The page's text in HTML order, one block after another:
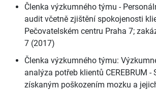
Členka výzkumného týmu -
audit včetně zjištění spokojenosti
Pečovatelském centru Praha 7;
7 (2017)
Členka výzkumného týmu:
analýza potřeb klientů CEREBRUM -
získaným poškozením mozku a